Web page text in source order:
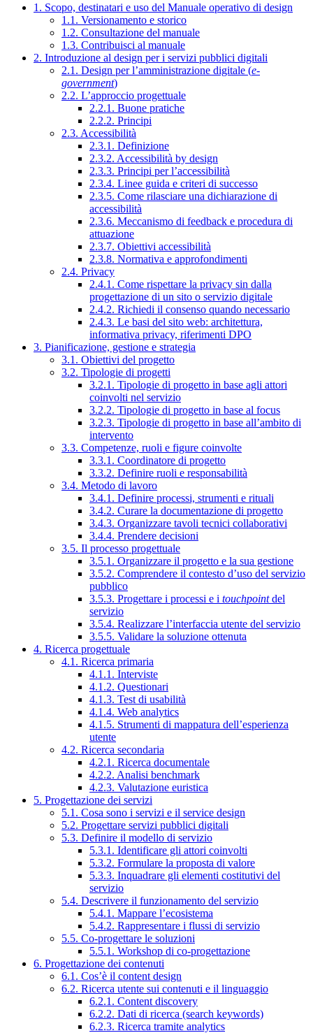
1. Scopo, destinatari e uso del Manuale operativo di design
1.1. Versionamento e storico
1.2. Consultazione del manuale
1.3. Contribuisci al manuale
2. Introduzione al design per i servizi pubblici digitali
2.1. Design per l’amministrazione digitale (e-
government)
2.2. L’approccio progettuale
2.2.1. Buone pratiche
2.2.2. Principi
2.3. Accessibilità
2.3.1. Definizione
2.3.2. Accessibilità by design
2.3.3. Principi per l’accessibilità
2.3.4. Linee guida e criteri di successo
2.3.5. Come rilasciare una dichiarazione di
accessibilità
2.3.6. Meccanismo di feedback e procedura di
attuazione
2.3.7. Obiettivi accessibilità
2.3.8. Normativa e approfondimenti
2.4. Privacy
2.4.1. Come rispettare la privacy sin dalla
progettazione di un sito o servizio digitale
2.4.2. Richiedi il consenso quando necessario
2.4.3. Le basi del sito web: architettura,
informativa privacy, riferimenti DPO
3. Pianificazione, gestione e strategia
3.1. Obiettivi del progetto
3.2. Tipologie di progetti
3.2.1. Tipologie di progetto in base agli attori
coinvolti nel servizio
3.2.2. Tipologie di progetto in base al focus
3.2.3. Tipologie di progetto in base all’ambito di
intervento
3.3. Competenze, ruoli e figure coinvolte
3.3.1. Coordinatore di progetto
3.3.2. Definire ruoli e responsabilità
3.4. Metodo di lavoro
3.4.1. Definire processi, strumenti e rituali
3.4.2. Curare la documentazione di progetto
3.4.3. Organizzare tavoli tecnici collaborativi
3.4.4. Prendere decisioni
3.5. Il processo progettuale
3.5.1. Organizzare il progetto e la sua gestione
3.5.2. Comprendere il contesto d’uso del servizio
pubblico
3.5.3. Progettare i processi e i touchpointdel
servizio
3.5.4. Realizzare l’interfaccia utente del servizio
3.5.5. Validare la soluzione ottenuta
4. Ricerca progettuale
4.1. Ricerca primaria
4.1.1. Interviste
4.1.2. Questionari
4.1.3. Test di usabilità
4.1.4. Web analytics
4.1.5. Strumenti di mappatura dell’esperienza
utente
4.2. Ricerca secondaria
4.2.1. Ricerca documentale
4.2.2. Analisi benchmark
4.2.3. Valutazione euristica
5. Progettazione dei servizi
5.1. Cosa sono i servizi e il service design
5.2. Progettare servizi pubblici digitali
5.3. Definire il modello di servizio
5.3.1. Identificare gli attori coinvolti
5.3.2. Formulare la proposta di valore
5.3.3. Inquadrare gli elementi costitutivi del
servizio
5.4. Descrivere il funzionamento del servizio
5.4.1. Mappare l’ecosistema
5.4.2. Rappresentare i flussi di servizio
5.5. Co-progettare le soluzioni
5.5.1. Workshop di co-progettazione
6. Progettazione dei contenuti
6.1. Cos’è il content design
6.2. Ricerca utente sui contenuti e il linguaggio
6.2.1. Content discovery
6.2.2. Dati di ricerca (search keywords)
6.2.3. Ricerca tramite analytics